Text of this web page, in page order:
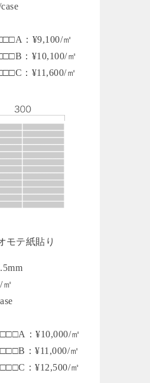
：¥9,100/㎡
：¥10,100/㎡
：¥11,600/㎡
モテ紙貼り
㎡
：¥10,000/㎡
：¥11,000/㎡
：¥12,500/㎡